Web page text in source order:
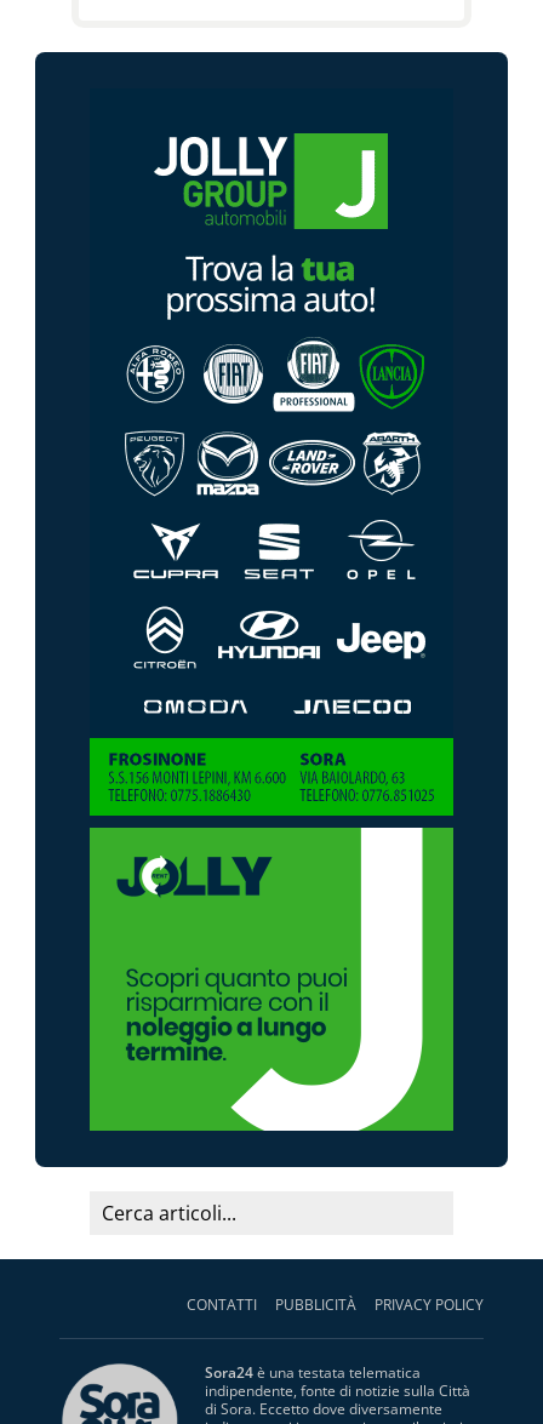
CONTATTI PUBBLICITÀ PRIVACY POLICY
Sora24è una testata telematica
indipendente, fonte di notizie sulla Città
di Sora. Eccetto dove diversamente